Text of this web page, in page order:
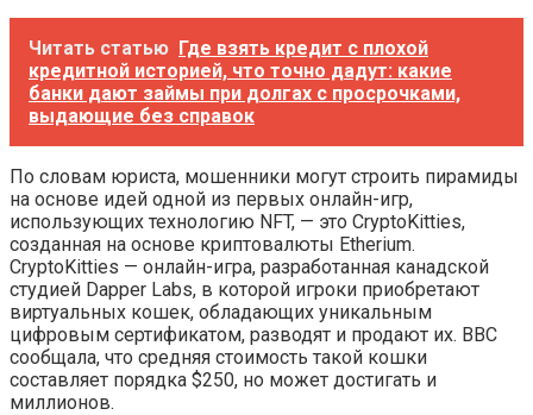
Читать статью Где взять кредит с плохой
кредитной историей, что точно дадут: какие
банки дают займы при долгах с просрочками,
выдающие без справок
По словам юриста, мошенники могут строить пирамиды
на основе идей одной из первых онлайн-игр,
использующих технологию NFT, — это CryptoKitties,
созданная на основе криптовалюты Etherium.
CryptoKitties — онлайн-игра, разработанная канадской
студией Dapper Labs, в которой игроки приобретают
виртуальных кошек, обладающих уникальным
цифровым сертификатом, разводят и продают их. BBC
сообщала, что средняя стоимость такой кошки
составляет порядка $250, но может достигать и
миллионов.